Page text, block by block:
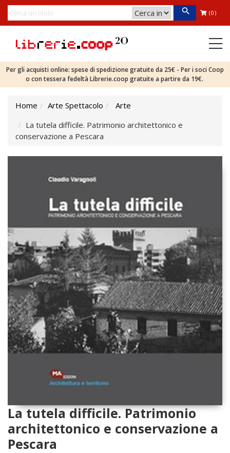
(0)
Per gli acquisti online: spese di spedizione gratuite da 25€ - Per i soci Coop
o con tessera fedeltà Librerie.coop gratuite a partire da 19€.
Home Arte Spettacolo
Arte
La tutela difficile. Patrimonio architettonico e
conservazione a Pescara
La tutela difficile. Patrimonio
architettonico e conservazione a
Pescara